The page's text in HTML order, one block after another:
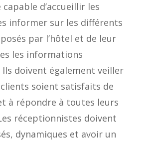
d’accueillir les
informer sur les différents
par l’hôtel et de leur
les informations
Ils doivent également veiller
clients soient satisfaits de
à répondre à toutes leurs
réceptionnistes doivent
dynamiques et avoir un